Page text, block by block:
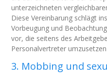
unterzeichneten
Diese Vereinbarung schlägt
Vorbeugung und
vor, die seitens des
Personalvertreter
3. Mobbing und